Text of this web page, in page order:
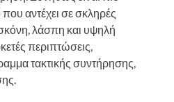
αντέχει σε σκληρές
λάσπη και υψηλή
περιπτώσεις,
τακτικής συντήρησης,